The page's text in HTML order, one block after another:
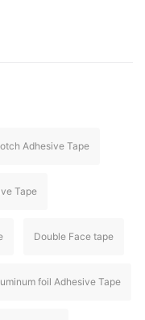
Adhesive Tape
Tape
Double Face tape
foil Adhesive Tape